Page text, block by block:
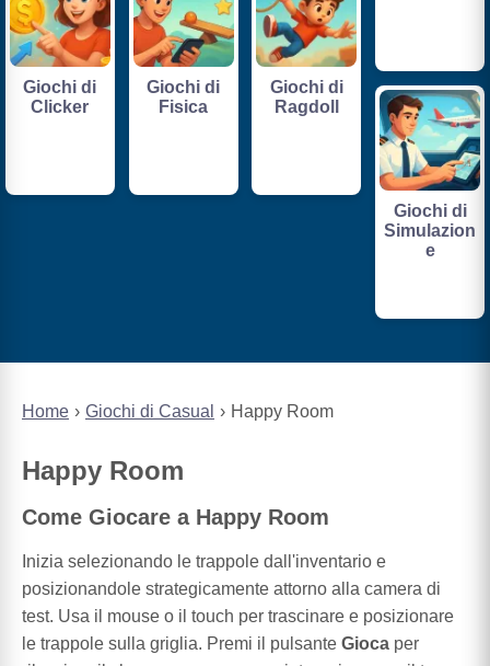
Home Giochi di Casual Happy Room
Happy Room
Come Giocare a Happy Room
Inizia selezionando le trappole dall'inventario e
posizionandole strategicamente attorno alla camera di
test. Usa il mouse o il touch per trascinare e posizionare
le trappole sulla griglia. Premi il pulsante Gioca per
Giochi di
Clicker
Giochi di
Fisica
Giochi di
Ragdoll
Giochi di
Simulazion
e